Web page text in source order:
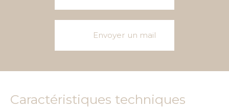
Envoyer un mail
Caractéristiques techniques